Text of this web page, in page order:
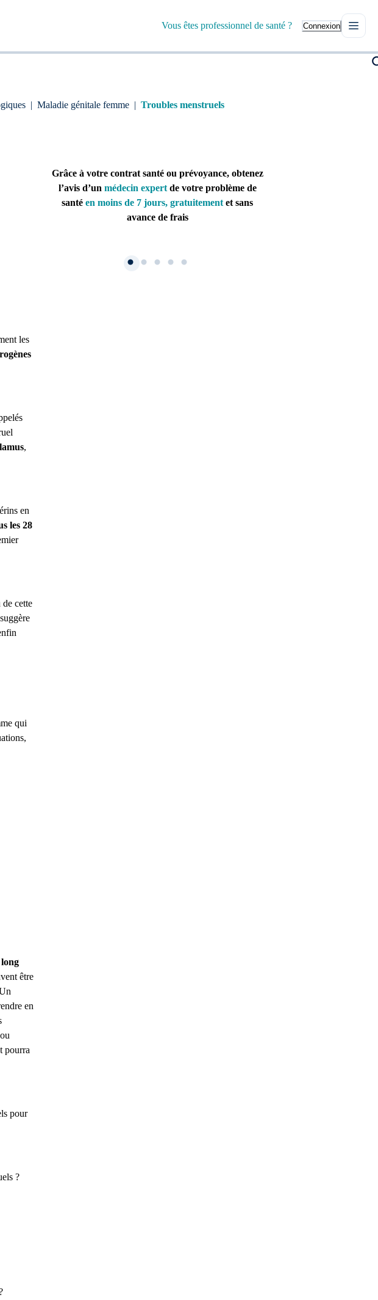
Vous êtes professionnel de santé ? Connexion
| Maladie génitale femme | Troubles menstruels
les
,
en
les 28
de cette
qui
long
être
en
ou
pourra
pour
?
Grâce à votre contrat santé ou prévoyance, obtenez
l’avis d’un médecin expertde votre problème de
santé en moins de 7 jours, gratuitement et sans
avance de frais